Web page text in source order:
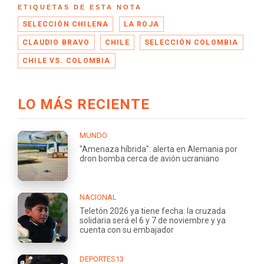
ETIQUETAS DE ESTA NOTA
SELECCIÓN CHILENA LA ROJA
CLAUDIO BRAVO CHILE SELECCIÓN COLOMBIA
CHILE VS. COLOMBIA
LO MÁS RECIENTE
MUNDO
"Amenaza híbrida": alerta en Alemania por
dron bomba cerca de avión ucraniano
NACIONAL
Teletón 2026 ya tiene fecha: la cruzada
solidaria será el 6 y 7 de noviembre y ya
cuenta con su embajador
DEPORTES13